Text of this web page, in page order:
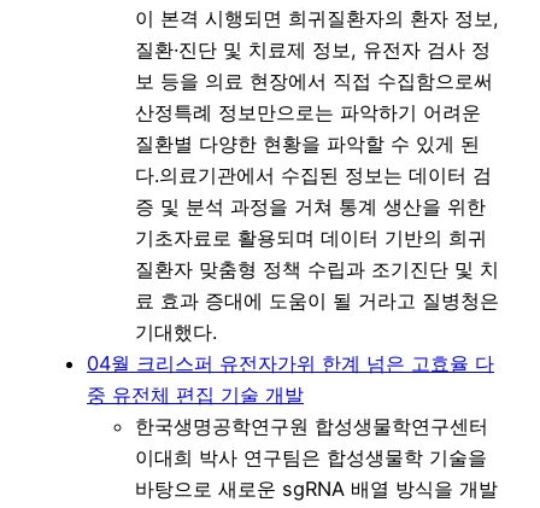
이 본격 시행되면 희귀질환자의 환자 정보,
질환·진단 및 치료제 정보, 유전자 검사 정
보 등을 의료 현장에서 직접 수집함으로써
산정특례 정보만으로는 파악하기 어려운
질환별 다양한 현황을 파악할 수 있게 된
다.의료기관에서 수집된 정보는 데이터 검
증 및 분석 과정을 거쳐 통계 생산을 위한
기초자료로 활용되며 데이터 기반의 희귀
질환자 맞춤형 정책 수립과 조기진단 및 치
료 효과 증대에 도움이 될 거라고 질병청은
기대했다.
04월 크리스퍼 유전자가위 한계 넘은 고효율 다
중 유전체 편집 기술 개발
한국생명공학연구원 합성생물학연구센터
이대희 박사 연구팀은 합성생물학 기술을
바탕으로 새로운 sgRNA 배열 방식을 개발